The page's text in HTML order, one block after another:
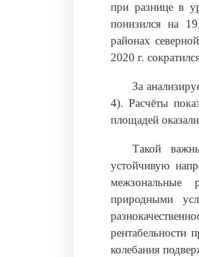
при разнице в
понизился на
районах
2020 г.
За
4). Расчёты
площадей
Такой
устойчивую
межзональные
природными
рентабельности
колебания